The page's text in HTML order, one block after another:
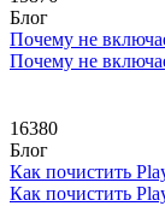
Блог
Почему не
Почему не
16380
Блог
Как почистить
Как почистить